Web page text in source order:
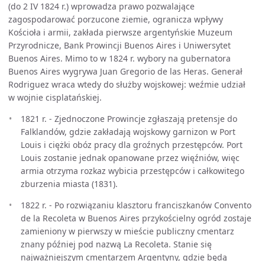
(do 2 IV 1824 r.) wprowadza prawo pozwalające
zagospodarować porzucone ziemie, ogranicza wpływy
Kościoła i armii, zakłada pierwsze argentyńskie Muzeum
Przyrodnicze, Bank Prowincji Buenos Aires i Uniwersytet
Buenos Aires. Mimo to w 1824 r. wybory na gubernatora
Buenos Aires wygrywa Juan Gregorio de las Heras. Generał
Rodriguez wraca wtedy do służby wojskowej: weźmie udział
w wojnie cisplatańskiej.
1821 r. - Zjednoczone Prowincje zgłaszają pretensje do
Falklandów, gdzie zakładają wojskowy garnizon w Port
Louis i ciężki obóz pracy dla groźnych przestępców. Port
Louis zostanie jednak opanowane przez więźniów, więc
armia otrzyma rozkaz wybicia przestępców i całkowitego
zburzenia miasta (1831).
1822 r. - Po rozwiązaniu klasztoru franciszkanów Convento
de la Recoleta w Buenos Aires przykościelny ogród zostaje
zamieniony w pierwszy w mieście publiczny cmentarz
znany później pod nazwą La Recoleta. Stanie się
najważniejszym cmentarzem Argentyny, gdzie będą